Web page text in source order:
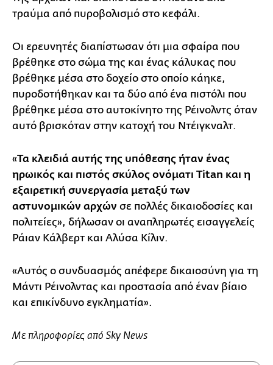
τραύμα από πυροβολισμό στο κεφάλι.
Οι ερευνητές διαπίστωσαν ότι μια σφαίρα που
βρέθηκε στο σώμα της και ένας κάλυκας που
βρέθηκε μέσα στο δοχείο στο οποίο κάηκε,
πυροδοτήθηκαν και τα δύο από ένα πιστόλι που
βρέθηκε μέσα στο αυτοκίνητο της Ρέινολντς όταν
αυτό βρισκόταν στην κατοχή του Ντέιγκναλτ.
«Τα κλειδιά αυτής της υπόθεσης ήταν ένας
ηρωικός και πιστός σκύλος ονόματι Titan και η
εξαιρετική συνεργασία μεταξύ των
αστυνομικών αρχών σε πολλές δικαιοδοσίες και
πολιτείες», δήλωσαν οι αναπληρωτές εισαγγελείς
Ράιαν Κάλβερτ και Αλύσα Κίλιν.
«Αυτός ο συνδυασμός απέφερε δικαιοσύνη για τη
Μάντι Ρέινολντας και προστασία από έναν βίαιο
και επικίνδυνο εγκληματία».
Με πληροφορίες από Sky News